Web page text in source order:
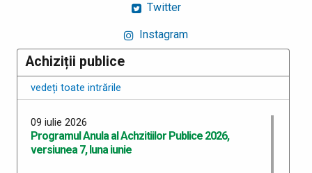
Twitter
Instagram
Achiziții publice
vedeți toate intrările
09 iulie 2026
Programul Anula al Achzitiilor Publice 2026,
versiunea 7, luna iunie